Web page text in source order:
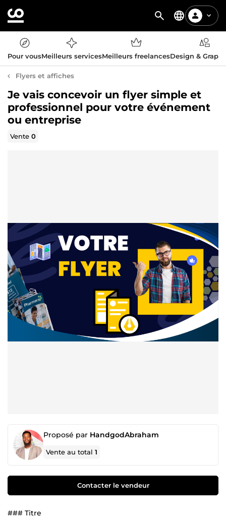
Pour vousMeilleurs servicesMeilleurs freelancesDesign &
Flyers et affiches
Je vais concevoir un flyer simple et
professionnel pour votre événement
ou entreprise
Vente0
Proposé par HandgodAbraham
Vente au total1
Contacter le vendeur
### Titre